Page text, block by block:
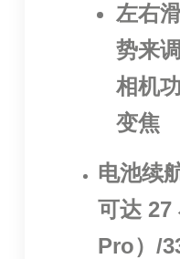
左右
势来
相机
变焦
电池续
可达 27
Pro）/